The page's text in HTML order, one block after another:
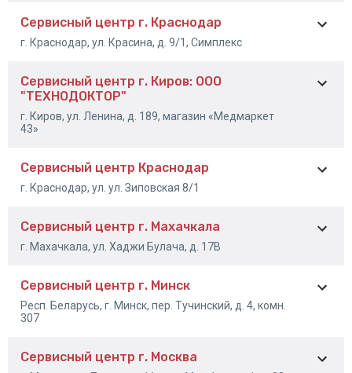
+7 (4012) 34-88-33
Сервисный центр г. Краснодар
г. Краснодар, ул. Красина, д. 9/1, Симплекс
+7 (863) 333-23-32
+7(903) 401-46-92
Сервисный центр г. Киров: ООО
"ТЕХНОДОКТОР"
г. Киров, ул. Ленина, д. 189, магазин «Медмаркет
43»
+7 (833) 246-65-74
Сервисный центр Краснодар
г. Краснодар, ул. ул. Зиповская 8/1
8-928-412-28-11
Сервисный центр г. Махачкала
г. Махачкала, ул. Хаджи Булача, д. 17В
Сервисный центр г. Минск
Респ. Беларусь, г. Минск, пер. Тучинский, д. 4, комн.
307
Сервисный центр г. Москва